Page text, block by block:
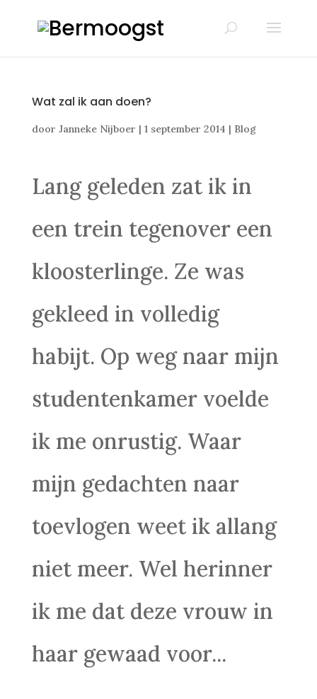
Wat zal ik aan doen?
door Janneke Nijboer | 1 september 2014 | Blog
Lang geleden zat ik in
een trein tegenover een
kloosterlinge. Ze was
gekleed in volledig
habijt. Op weg naar mijn
studentenkamer voelde
ik me onrustig. Waar
mijn gedachten naar
toevlogen weet ik allang
niet meer. Wel herinner
ik me dat deze vrouw in
haar gewaad voor...